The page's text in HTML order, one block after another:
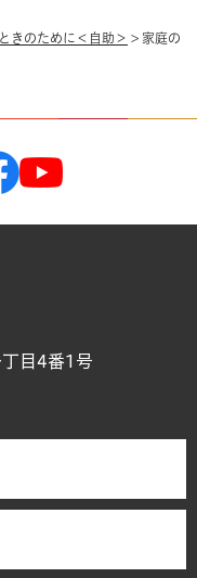
きのために＜自助＞ > 家庭の
目4番1号